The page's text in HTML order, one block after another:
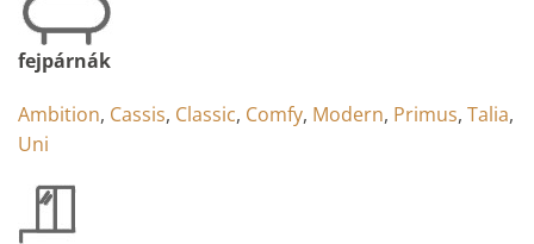
fejpárnák
Ambition, Cassis, Classic, Comfy, Modern, Primus, Talia,
Uni